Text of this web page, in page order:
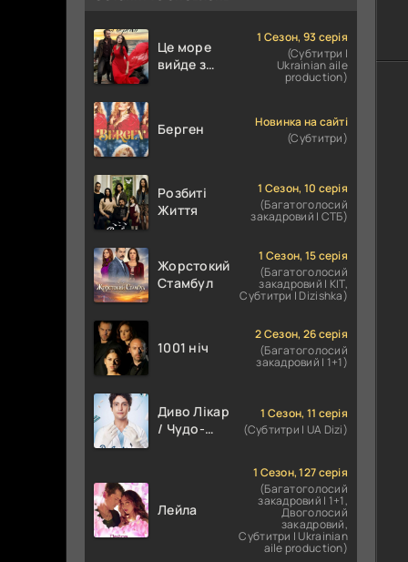
Це море
вийде з
1 Сезон, 93 серія
(Субтитри |
Ukrainian aile
production)
Берген
Новинка на сайті
(Субтитри)
Розбиті
Життя
1 Сезон, 10 серія
(Багатоголосий
закадровий | СТБ)
Жорстокий
Стамбул
1 Сезон, 15 серія
(Багатоголосий
закадровий | КІТ,
Субтитри | Dizishka)
1001 ніч
2 Сезон, 26 серія
(Багатоголосий
закадровий | 1+1)
Диво Лікар
/ Чудо-
1 Сезон, 11 серія
(Субтитри | UA Dizi)
Лейла
1 Сезон, 127 серія
(Багатоголосий
закадровий | 1+1,
Двоголосий
закадровий,
Субтитри | Ukrainian
aile production)